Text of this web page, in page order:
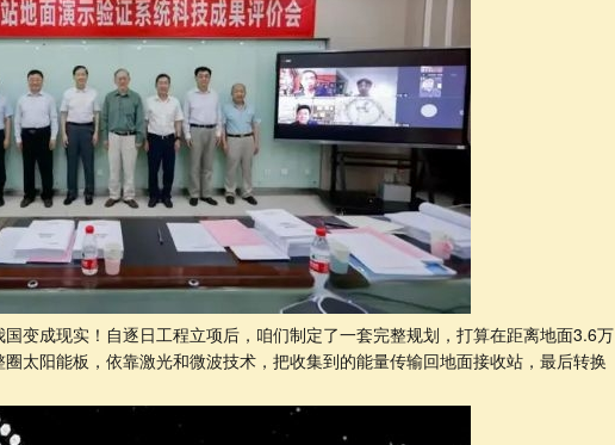
变成现实！自逐日工程立项后，咱们制定了一套完整规划，打算在距离地面3.6万
太阳能板，依靠激光和微波技术，把收集到的能量传输回地面接收站，最后转换